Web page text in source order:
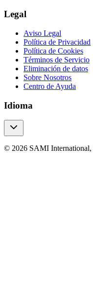
Legal
Aviso Legal
Política de Privacidad
Política de Cookies
Términos de Servicio
Eliminación de datos
Sobre Nosotros
Centro de Ayuda
Idioma
© 2026 SAMI International,